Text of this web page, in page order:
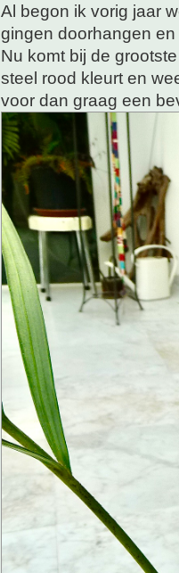
Al begon ik vorig jaar
gingen doorhangen
Nu komt bij de
steel rood kleurt en
voor dan graag een